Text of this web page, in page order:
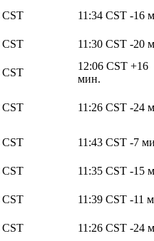
CST 11:34 CST -16
CST 11:30 CST -20
CST
12:06 CST +16
мин.
CST 11:26 CST -24
CST 11:43 CST -7
CST 11:35 CST -15
CST 11:39 CST -11
CST 11:26 CST -24